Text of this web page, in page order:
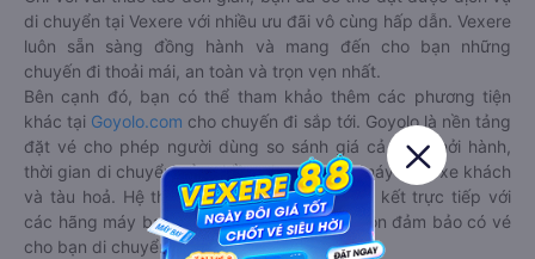
di chuyển tại Vexere với nhiều ưu đãi vô cùng hấp dẫn. Vexere
luôn sẵn sàng đồng hành và mang đến cho bạn những
chuyến đi thoải mái, an toàn và trọn vẹn nhất.
Bên cạnh đó, bạn có thể tham khảo thêm các phương tiện
khác tại Goyolo.com cho chuyến đi sắp tới. Goyolo là nền tảng
đặt vé cho phép người dùng so sánh giá cả, giờ khởi hành,
thời gian di chuyển của nhiều phương tiện máy bay, xe khách
và tàu hoả. Hệ thống của Goyolo được liên kết trực tiếp với
các hãng máy bay, xe khách và tàu hoả, luôn đảm bảo có vé
cho bạn di chuyển.